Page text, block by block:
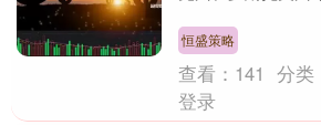
无人机对乌....
恒盛策略
查看： 141 分类
登录